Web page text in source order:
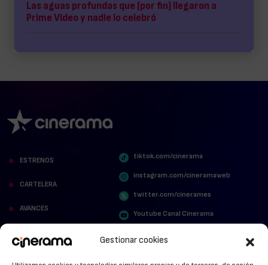
Gestionar cookies
Las aguas profundas que (por fin) llegaron a
Prime Video y nadie lo celebró
ESTRENOS
CARTELERA
AVANCES
tiktok.com/cinerama
instagram.com/cineramaweb
twitter.com/cinerames
Youtube Canal Cinerama